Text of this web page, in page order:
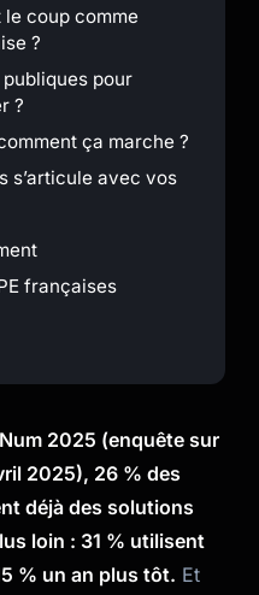
coup comme
?
pour
?
ça marche ?
s’articule avec vos
françaises
2025 (enquête sur
2025), 26 % des
déjà des solutions
loin : 31 % utilisent
% un an plus tôt. Et